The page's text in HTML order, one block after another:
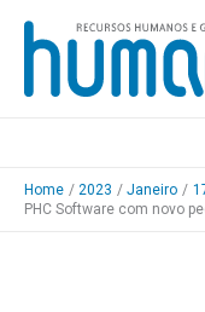
Skip
content
Home 2023 Janeiro
PHC Software com novo